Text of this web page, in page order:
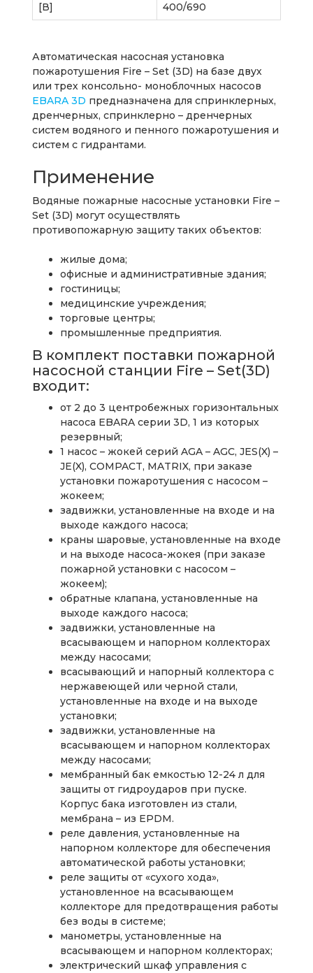
[В] 400/690
Автоматическая насосная установка
пожаротушения Fire – Set (3D) на базе двух
или трех консольно- моноблочных насосов
EBARA 3D предназначена для спринклерных,
дренчерных, спринклерно – дренчерных
систем водяного и пенного пожаротушения и
систем с гидрантами.
Применение
Водяные пожарные насосные установки Fire –
Set (3D) могут осуществлять
противопожарную защиту таких объектов:
жилые дома;
офисные и административные здания;
гостиницы;
медицинские учреждения;
торговые центры;
промышленные предприятия.
В комплект поставки пожарной
насосной станции Fire – Set(3D)
входит:
от 2 до 3 центробежных горизонтальных
насоса EBARA серии 3D, 1 из которых
резервный;
1 насос – жокей серий AGA – AGC, JES(X) –
JE(X), COMPACT, MATRIX, при заказе
установки пожаротушения с насосом –
жокеем;
задвижки, установленные на входе и на
выходе каждого насоса;
краны шаровые, установленные на входе
и на выходе насоса-жокея (при заказе
пожарной установки с насосом –
жокеем);
обратные клапана, установленные на
выходе каждого насоса;
задвижки, установленные на
всасывающем и напорном коллекторах
между насосами;
всасывающий и напорный коллектора с
нержавеющей или черной стали,
установленные на входе и на выходе
установки;
задвижки, установленные на
всасывающем и напорном коллекторах
между насосами;
мембранный бак емкостью 12-24 л для
защиты от гидроударов при пуске.
Корпус бака изготовлен из стали,
мембрана – из EPDM.
реле давления, установленные на
напорном коллекторе для обеспечения
автоматической работы установки;
реле защиты от «сухого хода»,
установленное на всасывающем
коллекторе для предотвращения работы
без воды в системе;
манометры, установленные на
всасывающем и напорном коллекторах;
электрический шкаф управления с